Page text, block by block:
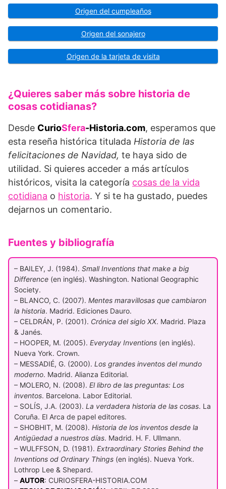
Origen del cumpleaños
Origen del sonajero
Origen de la tarjeta de visita
¿Quieres saber más sobre historia de
cosas cotidianas?
Desde CurioSfera-Historia.com, esperamos que
esta reseña histórica titulada Historia de las
felicitaciones de Navidad, te haya sido de
utilidad. Si quieres acceder a más artículos
históricos, visita la categoría cosas de la vida
cotidiana o historia. Y si te ha gustado, puedes
dejarnos un comentario.
Fuentes y bibliografía
– BAILEY, J. (1984). Small Inventions that make a big
Difference (en inglés). Washington. National Geographic
Society.
– BLANCO, C. (2007). Mentes maravillosas que cambiaron
la historia. Madrid. Ediciones Dauro.
– CELDRÁN, P. (2001). Crónica del siglo XX. Madrid. Plaza
& Janés.
– HOOPER, M. (2005). Everyday Inventions (en inglés).
Nueva York. Crown.
– MESSADIÉ, G. (2000). Los grandes inventos del mundo
moderno. Madrid. Alianza Editorial.
– MOLERO, N. (2008). El libro de las preguntas: Los
inventos. Barcelona. Labor Editorial.
– SOLÍS, J.A. (2003). La verdadera historia de las cosas. La
Coruña. El Arca de papel editores.
– SHOBHIT, M. (2008). Historia de los inventos desde la
Antigüedad a nuestros días. Madrid. H. F. Ullmann.
– WULFFSON, D. (1981). Extraordinary Stories Behind the
Inventions od Ordinary Things (en inglés). Nueva York.
Lothrop Lee & Shepard.
– AUTOR: CURIOSFERA-HISTORIA.COM